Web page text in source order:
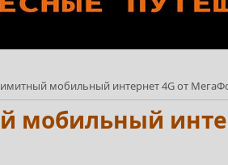
мобильный интернет 4G от
мобильный